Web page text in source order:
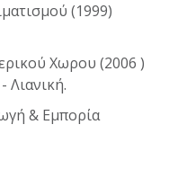
(1999)
Χωρου (2006 )
Λιανική.
& Εμπορία